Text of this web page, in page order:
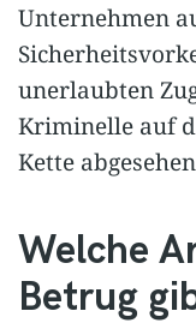
Unternehmen
unerlaubten
Kriminelle auf
Kette
Welche
Betrug